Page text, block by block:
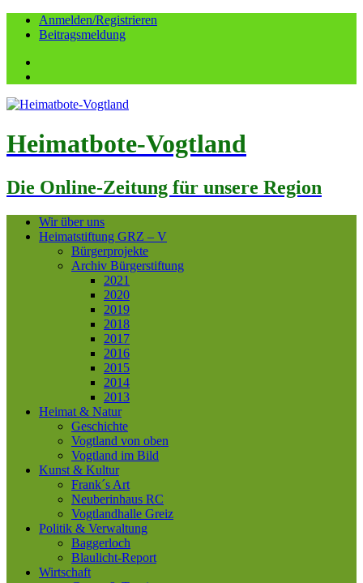
Anmelden/Registrieren
Beitragsmeldung
Heimatbote-Vogtland
Die Online-Zeitung für unsere Region
Wir über uns
Heimatstiftung GRZ – V
Bürgerprojekte
Archiv Bürgerstiftung
2021
2020
2019
2018
2017
2016
2015
2014
2013
Heimat & Natur
Geschichte
Vogtland von oben
Vogtland im Bild
Kunst & Kultur
Frank´s Art
Neuberinhaus RC
Vogtlandhalle Greiz
Politik & Verwaltung
Baggerloch
Blaulicht-Report
Wirtschaft